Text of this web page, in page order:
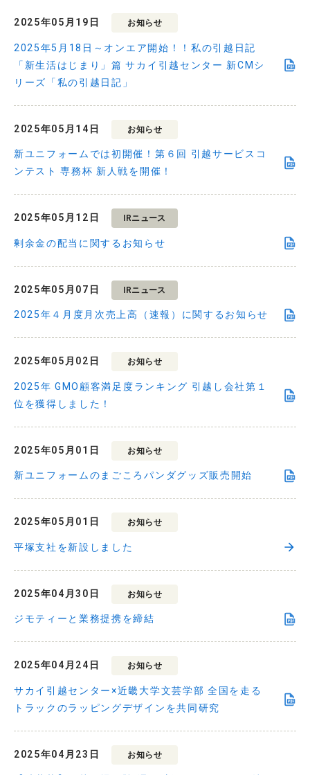
2025年05月19日 お知らせ
2025年5月18日～オンエア開始！！私の引越日記
「新生活はじまり」篇 サカイ引越センター 新CMシ
リーズ「私の引越日記」
2025年05月14日 お知らせ
新ユニフォームでは初開催！第６回 引越サービスコ
ンテスト 専務杯 新人戦を開催！
2025年05月12日 IRニュース
剰余金の配当に関するお知らせ
2025年05月07日 IRニュース
2025年４月度月次売上高（速報）に関するお知らせ
2025年05月02日 お知らせ
2025年 GMO顧客満足度ランキング 引越し会社第１
位を獲得しました！
2025年05月01日 お知らせ
新ユニフォームのまごころパンダグッズ販売開始
2025年05月01日 お知らせ
平塚支社を新設しました
2025年04月30日 お知らせ
ジモティーと業務提携を締結
2025年04月24日 お知らせ
サカイ引越センター×近畿大学文芸学部 全国を走る
トラックのラッピングデザインを共同研究
2025年04月23日 お知らせ